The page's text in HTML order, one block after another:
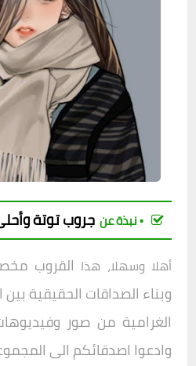
▪︎ نبذة عن جروبتوتة
أهلا وسهلا، هذا القروب
وبناء الصداقات الحقيقية
الغرامية من صور
وادعوا اصدقائكم الى